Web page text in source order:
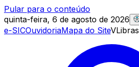
Pular para o conteúdo
quinta-feira, 6 de agosto de 2026
e-SICOuvidoriaMapa do SiteVLibras